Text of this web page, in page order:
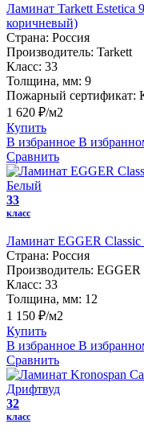
Ламинат Tarkett Estetica
коричневый)
Страна: Россия
Производитель: Tarkett
Класс: 33
Толщина, мм: 9
Пожарный сертификат:
1 620 ₽/м2
Купить
В избранное В
Сравнить
33
класс
Ламинат EGGER
Страна: Россия
Производитель: EGGER
Класс: 33
Толщина, мм: 12
1 150 ₽/м2
Купить
В избранное В
Сравнить
32
класс